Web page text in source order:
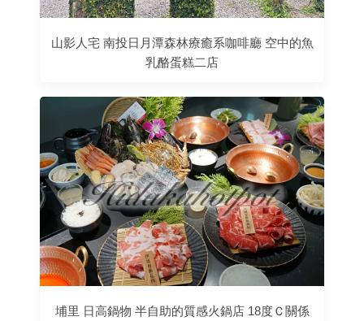
山影人宅 南投日月潭森林療癒系咖啡廳 空中的魚
乳酪蛋糕二店
埔里 日高鍋物 半自助的質感火鍋店 18度Ｃ關係